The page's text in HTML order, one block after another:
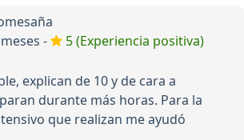
-
5 (Experiencia positiva)
explican de 10 y de cara a
durante más horas. Para la
que realizan me ayudó